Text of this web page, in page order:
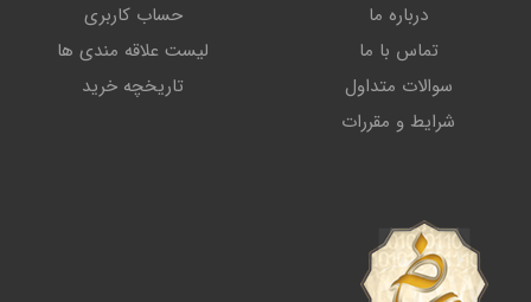
درباره ما
تماس با ما
سوالات متداول
شرایط و مقررات
حساب کاربری
لیست علاقه مندی ها
تاریخچه خرید